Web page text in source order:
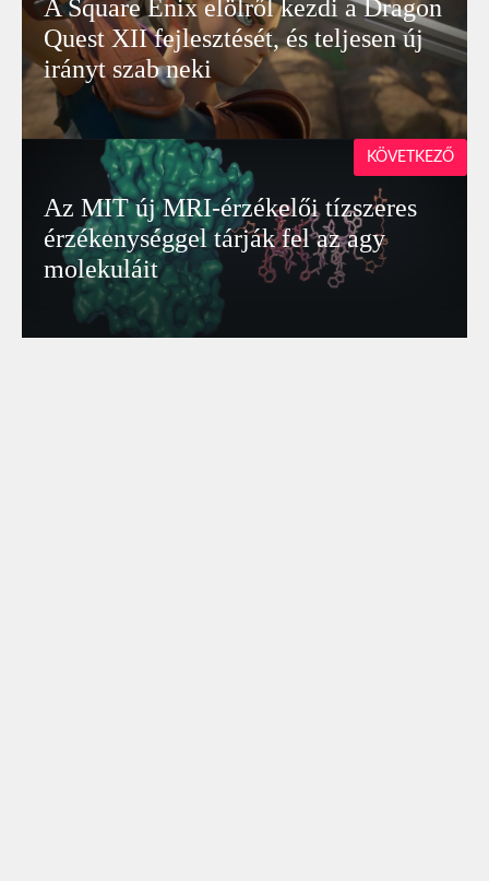
A Square Enix elölről kezdi a Dragon
Quest XII fejlesztését, és teljesen új
irányt szab neki
Az MIT új MRI-érzékelői tízszeres
érzékenységgel tárják fel az agy
molekuláit
KÖVETKEZŐ